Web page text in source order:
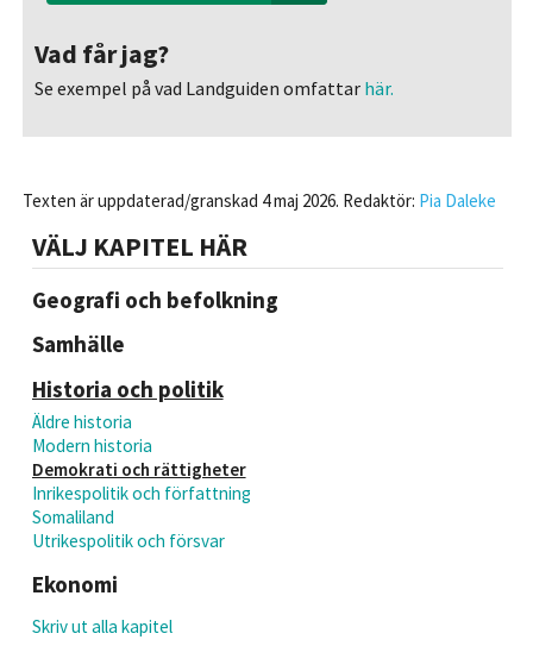
Vad får jag?
Se exempel på vad Landguiden omfattarhär.
Texten är uppdaterad/granskad 4 maj 2026. Redaktör: Pia Daleke
VÄLJ KAPITEL HÄR
Geografi och befolkning
Samhälle
Historia och politik
Äldre historia
Modern historia
Demokrati och rättigheter
Inrikespolitik och författning
Somaliland
Utrikespolitik och försvar
Ekonomi
Skriv ut alla kapitel